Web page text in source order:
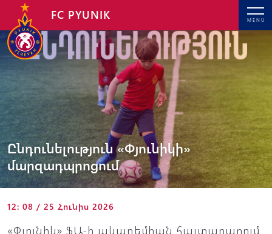
MENU
FC PYUNIK
Ընդունելություն «Փյունիկի»
մարզադպրոցում
12: 08 / 25 Հունիս 2026
«Փյունիկ» ՖԱ-ի ակադեմիան հայտարարում